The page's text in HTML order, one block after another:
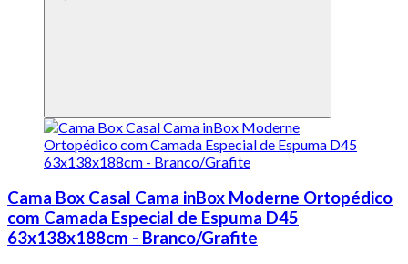
Cama Box Casal Cama inBox Moderne Ortopédico
com Camada Especial de Espuma D45
63x138x188cm - Branco/Grafite